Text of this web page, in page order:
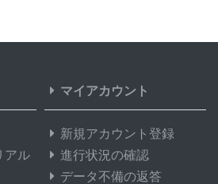
アル
マイアカウント
新規アカウント登録
進行状況の確認
データ不備の返答